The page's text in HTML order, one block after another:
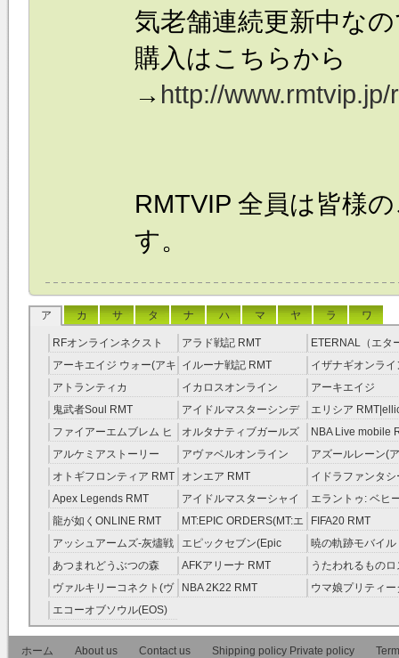
気老舗連続更新中な
購入はこちらから
→ http://
RMTVIP 全員は皆様
す。
ア カ サ タ ナ ハ マ ヤ ラ ワ
RFオンラインネクスト
RMT
アラド戦記 RMT
ETERNAL（エタ
RMT
アーキエイジ ウォー(アキ
ウオ) RMT
イルーナ戦記 RMT
イザナギオンライ
アトランティカ
RMT|Atlantica RMT
イカロスオンライン
RMT（予約制）
アーキエイジ
RMT|ArcheAge
約制）
鬼武者Soul RMT
アイドルマスターシンデ
レラガールズ(モバマス)
RMT
エリシア
RMT
ファイアーエムブレム ヒ
ーローズ(FEヒーローズ)
RMT
オルタナティブガールズ
RMT
NBA Live mobile
アルケミアストーリー
（アルスト） RMT
アヴァベルオンライン
RMT
アズールレーン(
RMT
オトギフロンティア RMT オンエア RMT
イドラファンタシ
ーサーガ RMT
Apex Legends RMT
アイドルマスターシャイ
ニーカラーズ(シャニマス)
RMT
エラントゥ: ベヒ
ピリット RMT
龍が如くONLINE RMT
MT:EPIC ORDERS(MT:エ
ピック・オーダーズ)
RMT
FIFA20 RMT
アッシュアームズ‐灰燼戦
線 RMT
エピックセブン(Epic
Seven) RMT
暁の軌跡モバイル
伝説 ） RMT
あつまれどうぶつの森
RMT
AFKアリーナ RMT
うたわれるもの
ラグ(ロスフラ)
ヴァルキリーコネクト(ヴ
ァルコネ) RMT
NBA 2K22 RMT
ウマ娘プリティー
エコーオブソウル(EOS)
RMT
ホーム
About us Contact us Shipping policy Private policy